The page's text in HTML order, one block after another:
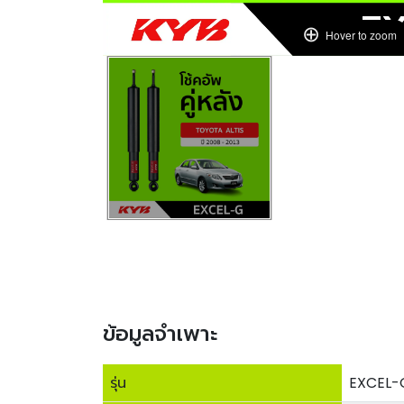
Hover to zoom
ข้อมูลจำเพาะ
รุ่น EXCEL-